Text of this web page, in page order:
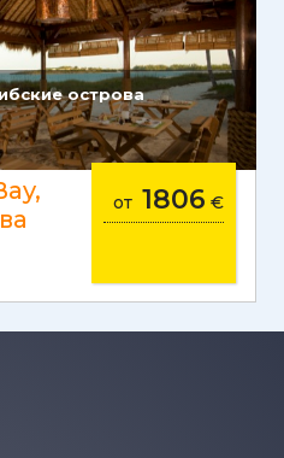
острова
от 1806 €